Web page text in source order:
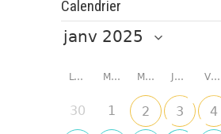
Calendrier
LUNDI MARDI MERCREDI JEUDI VENDREDI
30 1 2 3 4